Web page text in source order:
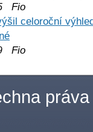
Fio
celoroční
Fio
práva